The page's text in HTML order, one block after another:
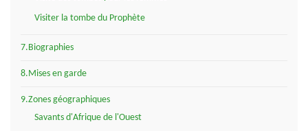
Visiter la tombe du Prophète
7.Biographies
8.Mises en garde
9.Zones géographiques
Savants d'Afrique de l'Ouest